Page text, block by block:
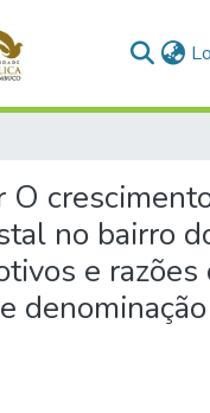
O
no bairro
e razões
denominação